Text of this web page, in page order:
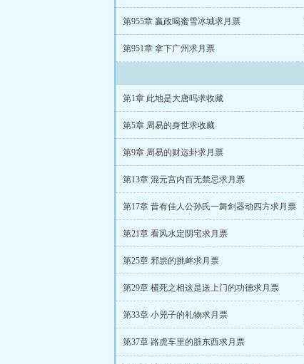
第955章 嬴政喝蜜雪冰城求月票
第951章 拿下广州求月票
第1章 此地是大唐吗求收藏
第5章 周易的身世求收藏
第9章 周易的财运卦求月票
第13章 混元宫内百无禁忌求月票
第17章 昔有佳人公孙氏一舞剑器动四方求月票
第21章 看风水定阴宅求月票
第25章 邪祟的挑衅求月票
第29章 横死之相这是送上门的功德求月票
第33章 小兕子的礼物求月票
第37章 路虎车里的脏东西求月票